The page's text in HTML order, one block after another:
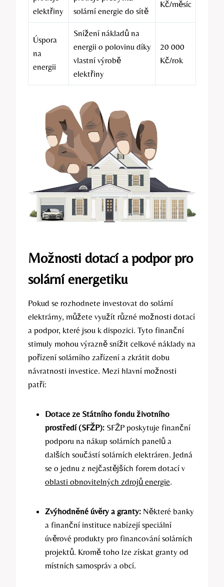
elektřiny
solární energie do sítě
Kč/měsíc
Úspora
na
energii
Snížení nákladů na
energii o polovinu díky
vlastní výrobě
elektřiny
20 000
Kč/rok
Možnosti dotací a podpor pro
solární energetiku
Pokud se rozhodnete investovat do solární
elektrárny, můžete využít různé možnosti dotací
a podpor, které jsou k dispozici. Tyto finanční
stimuly mohou výrazně snížit celkové náklady na
pořízení solárního zařízení a zkrátit dobu
návratnosti investice. Mezi hlavní možnosti
patří:
Dotace ze Státního fondu životního
prostředí (SFŽP): SFŽP poskytuje finanční
podporu na nákup solárních panelů a
dalších součástí solárních elektráren. Jedná
se o jednu z nejčastějších forem dotací v
oblasti obnovitelných zdrojů energie.
Zvýhodněné úvěry a granty: Některé banky
a finanční instituce nabízejí speciální
úvěrové produkty pro financování solárních
projektů. Kromě toho lze získat granty od
místních samospráv a obcí.